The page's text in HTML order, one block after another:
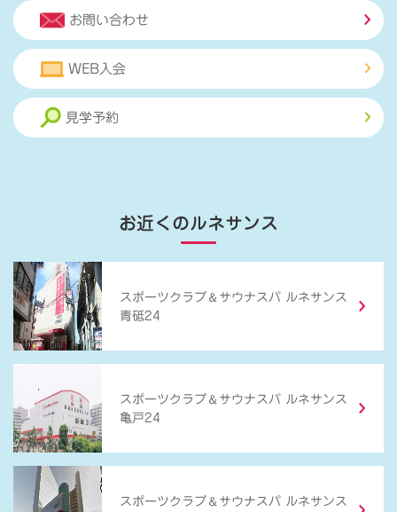
お問い合わせ
WEB入会
見学予約
お近くのルネサンス
スポーツクラブ ＆ サウナスパ ルネサンス
青砥24
スポーツクラブ ＆ サウナスパ ルネサンス
亀戸24
スポーツクラブ ＆ サウナスパ ルネサンス